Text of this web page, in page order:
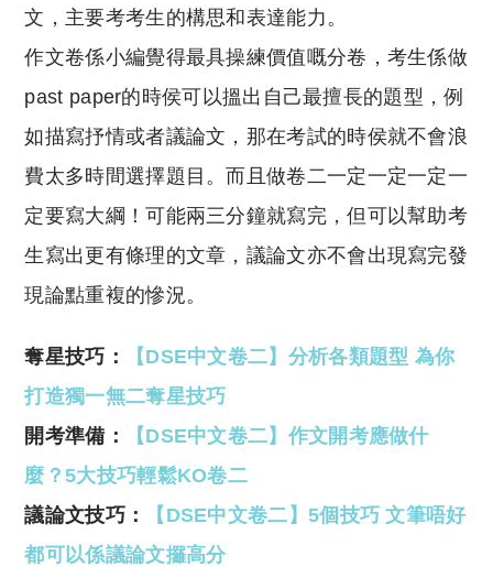
文，主要考考生的構思和表達能力。
作文卷係小編覺得最具操練價值嘅分卷，考生係做
past paper的時侯可以搵出自己最擅長的題型，例
如描寫抒情或者議論文，那在考試的時侯就不會浪
費太多時間選擇題目。而且做卷二一定一定一定一
定要寫大綱！可能兩三分鐘就寫完，但可以幫助考
生寫出更有條理的文章，議論文亦不會出現寫完發
現論點重複的慘況。
奪星技巧：
【DSE中文卷二】分析各類題型 為你
打造獨一無二奪星技巧
開考準備：
【DSE中文卷二】作文開考應做什
麼？5大技巧輕鬆KO卷二
議論文技巧：
【DSE中文卷二】5個技巧 文筆唔好
都可以係議論文攞高分